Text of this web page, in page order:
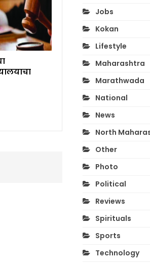
Jobs
Kokan
Lifestyle
Maharashtra
Marathwada
National
News
North
Other
Photo
Political
Reviews
Spirituals
Sports
Technology